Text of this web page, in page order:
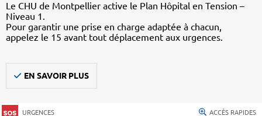
Le CHU de Montpellier active le Plan Hôpital en Tension –
Niveau 1.
Pour garantir une prise en charge adaptée à chacun,
appelez le 15 avant tout déplacement aux urgences.
EN SAVOIR PLUS
URGENCES ACCÈS RAPIDES